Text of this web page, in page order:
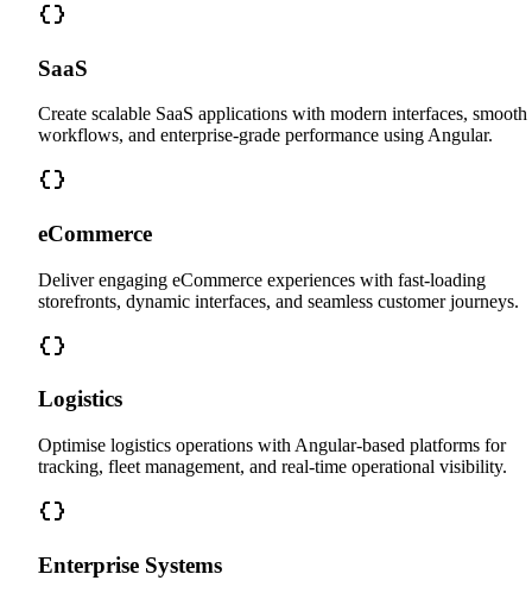
SaaS
Create scalable SaaS applications with modern interfaces, smooth
workflows, and enterprise-grade performance using Angular.
eCommerce
Deliver engaging eCommerce experiences with fast-loading
storefronts, dynamic interfaces, and seamless customer journeys.
Logistics
Optimise logistics operations with Angular-based platforms for
tracking, fleet management, and real-time operational visibility.
Enterprise Systems